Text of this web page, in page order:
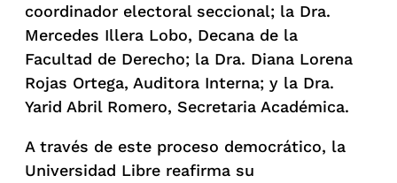
coordinador electoral seccional; la Dra.
Mercedes Illera Lobo, Decana de la
Facultad de Derecho; la Dra. Diana Lorena
Rojas Ortega, Auditora Interna; y la Dra.
Yarid Abril Romero, Secretaria Académica.
A través de este proceso democrático, la
Universidad Libre reafirma su